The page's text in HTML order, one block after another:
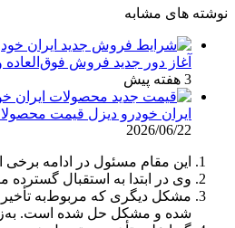
نوشته های مشابه
آغاز دور جدید فروش
3 هفته پیش
ایران خودرو دیزل قیمت محصولات
2026/06/22
این مقام مسئول در ادامه برخی از دلایلی
وی در ابتدا به استقبال گسترده مردم از محصولات
مشکل دیگری که مربوط‌به تأخیر
شده و مشکل حل شده است.